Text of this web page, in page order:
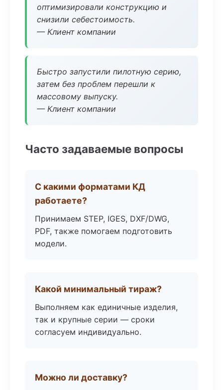
оптимизировали конструкцию и
снизили себестоимость.
— Клиент компании
Быстро запустили пилотную серию,
затем без проблем перешли к
массовому выпуску.
— Клиент компании
Часто задаваемые вопросы
С какими форматами КД
работаете?
Принимаем STEP, IGES, DXF/DWG,
PDF, также помогаем подготовить
модели.
Какой минимальный тираж?
Выполняем как единичные изделия,
так и крупные серии — сроки
согласуем индивидуально.
Можно ли доставку?